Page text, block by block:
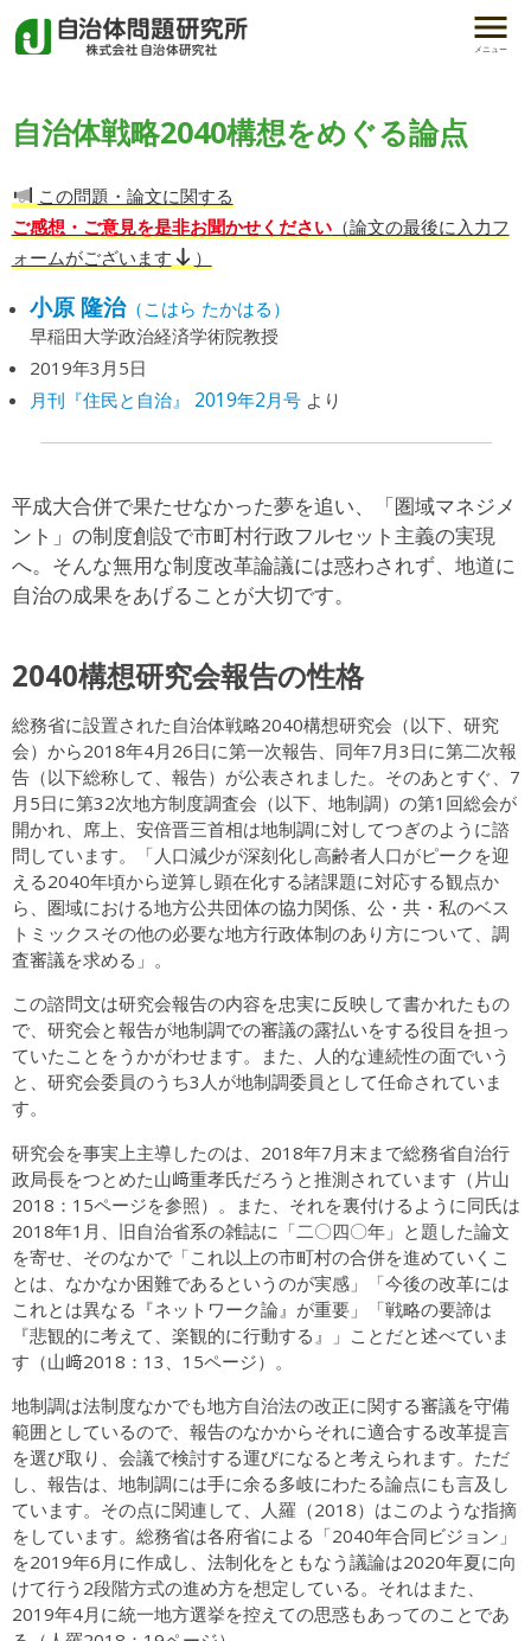
メニュー
自治体戦略2040構想をめぐる論点
この問題・論文に関する
ご感想・ご意見を是非お聞かせください（論文の最後に入力フ
ォームがございます
）
小原 隆治（こはら たかはる）
早稲田大学政治経済学術院教授
2019年3月5日
月刊『住民と自治』 2019年2月号より
平成大合併で果たせなかった夢を追い、「圏域マネジメ
ント」の制度創設で市町村行政フルセット主義の実現
へ。そんな無用な制度改革論議には惑わされず、地道に
自治の成果をあげることが大切です。
2040構想研究会報告の性格
総務省に設置された自治体戦略2040構想研究会（以下、研究
会）から2018年4月26日に第一次報告、同年7月3日に第二次報
告（以下総称して、報告）が公表されました。そのあとすぐ、7
月5日に第32次地方制度調査会（以下、地制調）の第1回総会が
開かれ、席上、安倍晋三首相は地制調に対してつぎのように諮
問しています。「人口減少が深刻化し高齢者人口がピークを迎
える2040年頃から逆算し顕在化する諸課題に対応する観点か
ら、圏域における地方公共団体の協力関係、公・共・私のベス
トミックスその他の必要な地方行政体制のあり方について、調
査審議を求める」。
この諮問文は研究会報告の内容を忠実に反映して書かれたもの
で、研究会と報告が地制調での審議の露払いをする役目を担っ
ていたことをうかがわせます。また、人的な連続性の面でいう
と、研究会委員のうち3人が地制調委員として任命されていま
す。
研究会を事実上主導したのは、2018年7月末まで総務省自治行
政局長をつとめた山﨑重孝氏だろうと推測されています（片山
2018：15ページを参照）。また、それを裏付けるように同氏は
2018年1月、旧自治省系の雑誌に「二〇四〇年」と題した論文
を寄せ、そのなかで「これ以上の市町村の合併を進めていくこ
とは、なかなか困難であるというのが実感」「今後の改革には
これとは異なる『ネットワーク論』が重要」「戦略の要諦は
『悲観的に考えて、楽観的に行動する』」ことだと述べていま
す（山﨑2018：13、15ページ）。
地制調は法制度なかでも地方自治法の改正に関する審議を守備
範囲としているので、報告のなかからそれに適合する改革提言
を選び取り、会議で検討する運びになると考えられます。ただ
し、報告は、地制調には手に余る多岐にわたる論点にも言及し
ています。その点に関連して、人羅（2018）はこのような指摘
をしています。総務省は各府省による「2040年合同ビジョン」
を2019年6月に作成し、法制化をともなう議論は2020年夏に向
けて行う2段階方式の進め方を想定している。それはまた、
2019年4月に統一地方選挙を控えての思惑もあってのことであ